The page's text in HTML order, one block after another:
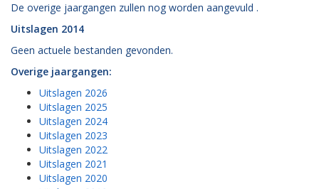
De overige jaargangen zullen nog worden aangevuld .
Uitslagen 2014
Geen actuele bestanden gevonden.
Overige jaargangen:
Uitslagen 2026
Uitslagen 2025
Uitslagen 2024
Uitslagen 2023
Uitslagen 2022
Uitslagen 2021
Uitslagen 2020